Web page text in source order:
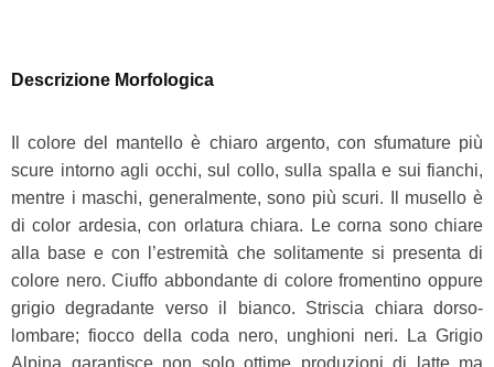
Descrizione Morfologica
Il colore del mantello è chiaro argento, con sfumature più
scure intorno agli occhi, sul collo, sulla spalla e sui fianchi,
mentre i maschi, generalmente, sono più scuri. Il musello è
di color ardesia, con orlatura chiara. Le corna sono chiare
alla base e con l’estremità che solitamente si presenta di
colore nero. Ciuffo abbondante di colore fromentino oppure
grigio degradante verso il bianco. Striscia chiara dorso-
lombare; fiocco della coda nero, unghioni neri. La Grigio